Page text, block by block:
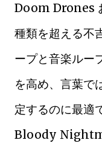
Doom Drones
種類を超える不
ープと音楽ルー
を高め、言葉で
定するのに最適
Bloody